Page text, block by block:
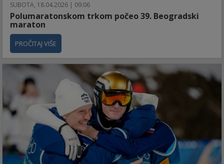
SUBOTA, 18.04.2026 | 09:06
Polumaratonskom trkom počeo 39. Beogradski
maraton
PROČITAJ VIŠE